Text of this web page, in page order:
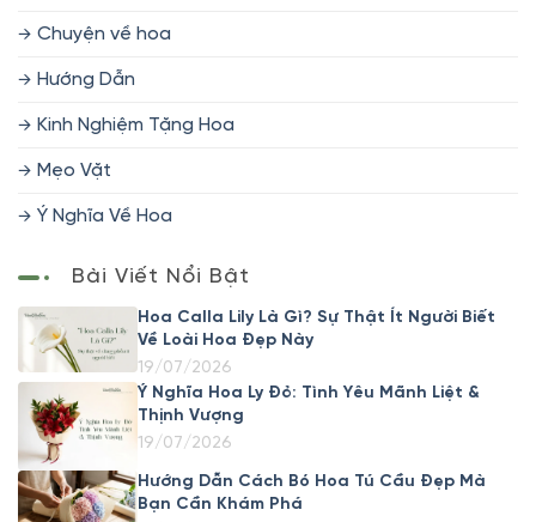
Chuyện về hoa
Hướng Dẫn
Kinh Nghiệm Tặng Hoa
Mẹo Vặt
Ý Nghĩa Về Hoa
Bài Viết Nổi Bật
Hoa Calla Lily Là Gì? Sự Thật Ít Người Biết
Về Loài Hoa Đẹp Này
19/07/2026
Ý Nghĩa Hoa Ly Đỏ: Tình Yêu Mãnh Liệt &
Thịnh Vượng
19/07/2026
Hướng Dẫn Cách Bó Hoa Tú Cầu Đẹp Mà
Bạn Cần Khám Phá